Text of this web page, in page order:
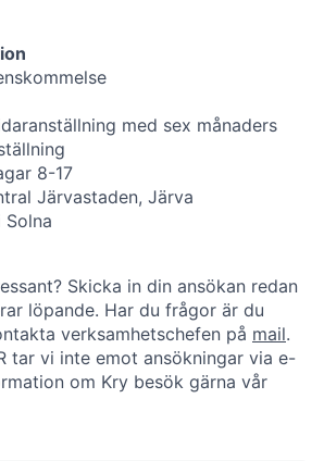
med sex månaders
8-17
Järvastaden, Järva
Skicka in din ansökan redan
löpande. Har du frågor är du
verksamhetschefen på mail.
tar vi inte emot ansökningar via e-
om Kry besök gärna vår